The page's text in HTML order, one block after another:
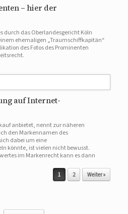
– hier der
durch das Oberlandesgericht Köln
ehemaligen „Traumschiffkapitän“
des Fotos des Prominenten
auf Internet-
anbietet, nennt zur näheren
den Markennamen des
dabei um eine
könnte, ist vielen nicht bewusst.
im Markenrecht kann es dann
1 2 Weiter »